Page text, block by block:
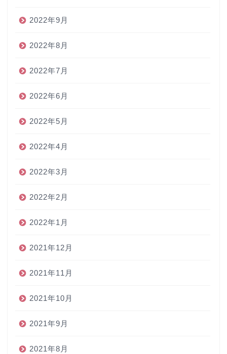
2022年9月
2022年8月
2022年7月
2022年6月
2022年5月
2022年4月
2022年3月
2022年2月
2022年1月
2021年12月
2021年11月
2021年10月
2021年9月
2021年8月